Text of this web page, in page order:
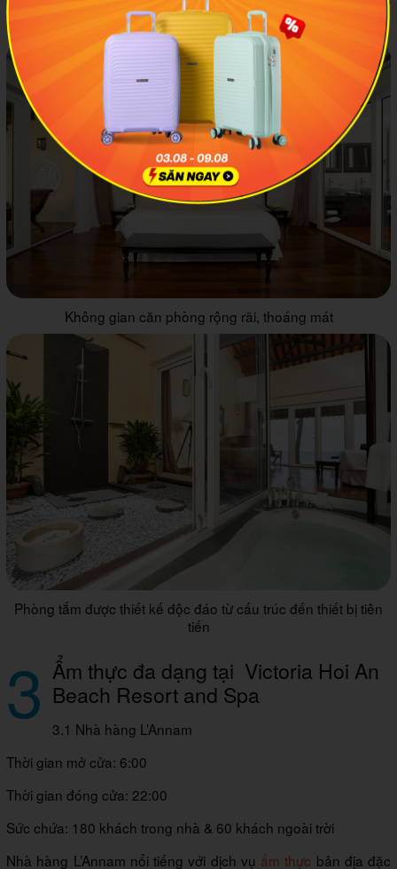
không gian cực chill vào mỗi buổi sáng sớm tinh mơ.
Không gian căn phòng rộng rãi, thoáng mát
Phòng tắm được thiết kế độc đáo từ cấu trúc đến thiết bị tiên
tiến
3 Ẩm thực đa dạng tại Victoria Hoi An
Beach Resort and Spa
3.1 Nhà hàng L’Annam
Thời gian mở cửa: 6:00
Thời gian đóng cửa: 22:00
Sức chứa: 180 khách trong nhà & 60 khách ngoài trời
Nhà hàng L’Annam nổi tiếng với dịch vụ ẩm thực bản địa đặc